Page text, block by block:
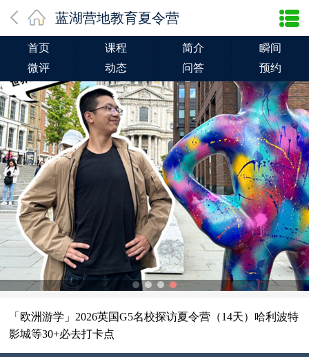
蓝湖营地教育夏令营
首页 课程 简介
瞬间
微评
动态 问答 预约
「欧洲游学」2026英国G5名校探访夏令营（14天）哈利波特
影城等30+必去打卡点